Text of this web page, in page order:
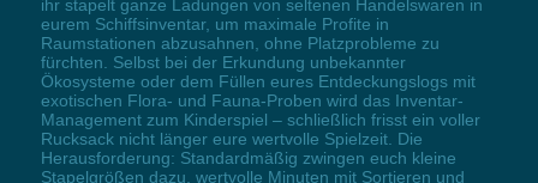
ihr stapelt ganze Ladungen von seltenen Handelswaren in
eurem Schiffsinventar, um maximale Profite in
Raumstationen abzusahnen, ohne Platzprobleme zu
fürchten. Selbst bei der Erkundung unbekannter
Ökosysteme oder dem Füllen eures Entdeckungslogs mit
exotischen Flora- und Fauna-Proben wird das Inventar-
Management zum Kinderspiel – schließlich frisst ein voller
Rucksack nicht länger eure wertvolle Spielzeit. Die
Herausforderung: Standardmäßig zwingen euch kleine
Stapelgrößen dazu, wertvolle Minuten mit Sortieren und